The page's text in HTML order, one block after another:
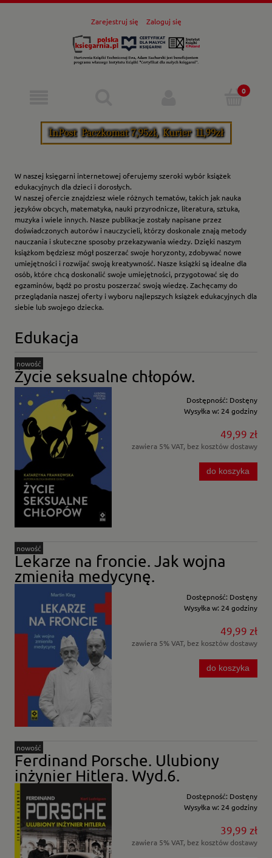
Zarejestruj się Zaloguj się
W naszej księgarni internetowej oferujemy szeroki wybór książek
edukacyjnych dla dzieci i dorosłych.
W naszej ofercie znajdziesz wiele różnych tematów, takich jak nauka
języków obcych, matematyka, nauki przyrodnicze, literatura, sztuka,
muzyka i wiele innych. Nasze publikacje zostały napisane przez
doświadczonych autorów i nauczycieli, którzy doskonale znają metody
nauczania i skuteczne sposoby przekazywania wiedzy. Dzięki naszym
książkom będziesz mógł poszerzać swoje horyzonty, zdobywać nowe
umiejętności i rozwijać swoją kreatywność. Nasze książki są idealne dla
osób, które chcą doskonalić swoje umiejętności, przygotować się do
egzaminów, bądź po prostu poszerzać swoją wiedzę. Zachęcamy do
przeglądania naszej oferty i wyboru najlepszych książek edukacyjnych dla
siebie lub swojego dziecka.
Edukacja
Życie seksualne chłopów.
Dostępność: Dostęny
Wysyłka w: 24 godziny
49,99 zł
zawiera 5% VAT, bez kosztów dostawy
do koszyka
nowość
Lekarze na froncie. Jak wojna
zmieniła medycynę.
Dostępność: Dostęny
Wysyłka w: 24 godziny
49,99 zł
zawiera 5% VAT, bez kosztów dostawy
do koszyka
nowość
Ferdinand Porsche. Ulubiony
inżynier Hitlera. Wyd.6.
Dostępność: Dostęny
Wysyłka w: 24 godziny
39,99 zł
zawiera 5% VAT, bez kosztów dostawy
nowość